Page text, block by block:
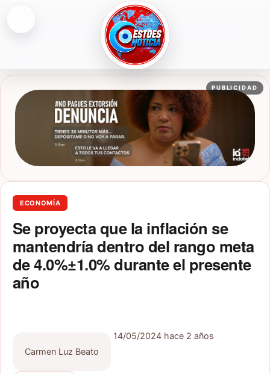
ESTOESNOTICIA|NOTICIAS
PUBLICIDAD
ECONOMÍA
Se proyecta que la inflación se
mantendría dentro del rango meta
de 4.0%±1.0% durante el presente
año
Carmen Luz Beato
14/05/2024 hace 2 años